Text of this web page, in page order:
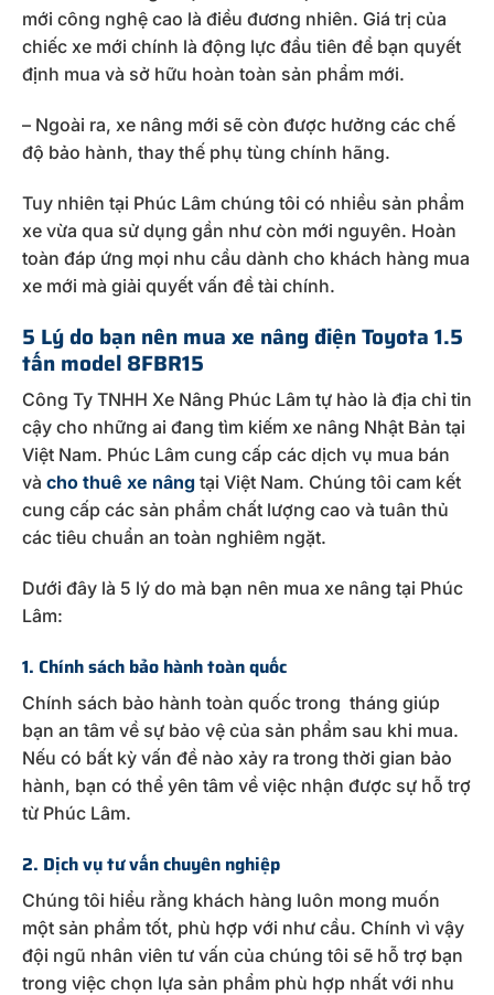
mới công nghệ cao là điều đương nhiên. Giá trị của
chiếc xe mới chính là động lực đầu tiên để bạn quyết
định mua và sở hữu hoàn toàn sản phẩm mới.
– Ngoài ra, xe nâng mới sẽ còn được hưởng các chế
độ bảo hành, thay thế phụ tùng chính hãng.
Tuy nhiên tại Phúc Lâm chúng tôi có nhiều sản phẩm
xe vừa qua sử dụng gần như còn mới nguyên. Hoàn
toàn đáp ứng mọi nhu cầu dành cho khách hàng mua
xe mới mà giải quyết vấn đề tài chính.
5 Lý do bạn nên mua xe nâng điện Toyota 1.5
tấn model 8FBR15
Công Ty TNHH Xe Nâng Phúc Lâm tự hào là địa chỉ tin
cậy cho những ai đang tìm kiếm xe nâng Nhật Bản tại
Việt Nam. Phúc Lâm cung cấp các dịch vụ mua bán
và cho thuê xe nâng tại Việt Nam. Chúng tôi cam kết
cung cấp các sản phẩm chất lượng cao và tuân thủ
các tiêu chuẩn an toàn nghiêm ngặt.
Dưới đây là 5 lý do mà bạn nên mua xe nâng tại Phúc
Lâm:
1. Chính sách bảo hành toàn quốc
Chính sách bảo hành toàn quốc trong tháng giúp
bạn an tâm về sự bảo vệ của sản phẩm sau khi mua.
Nếu có bất kỳ vấn đề nào xảy ra trong thời gian bảo
hành, bạn có thể yên tâm về việc nhận được sự hỗ trợ
từ Phúc Lâm.
2. Dịch vụ tư vấn chuyên nghiệp
Chúng tôi hiểu rằng khách hàng luôn mong muốn
một sản phẩm tốt, phù hợp với như cầu. Chính vì vậy
đội ngũ nhân viên tư vấn của chúng tôi sẽ hỗ trợ bạn
trong việc chọn lựa sản phẩm phù hợp nhất với nhu